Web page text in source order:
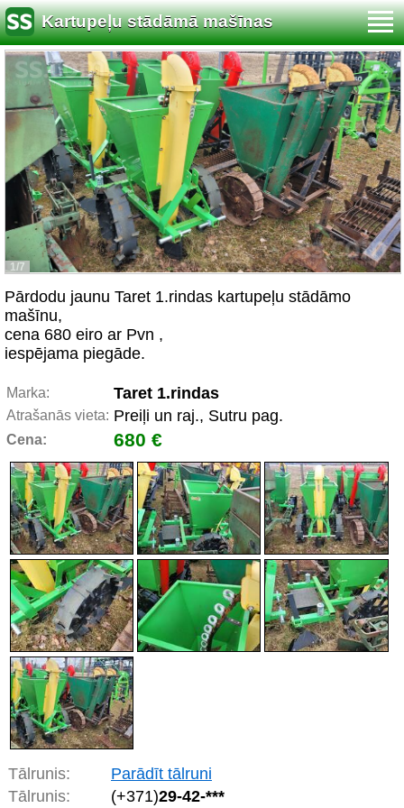
Kartupeļu stādāmā mašīnas
1/7
Pārdodu jaunu Taret 1.rindas kartupeļu stādāmo
mašīnu,
cena 680 eiro ar Pvn ,
iespējama piegāde.
Marka: Taret 1.rindas
Atrašanās vieta: Preiļi un raj., Sutru pag.
Cena: 680 €
Tālrunis:
Parādīt tālruni
Tālrunis:
(+371)29-42-***